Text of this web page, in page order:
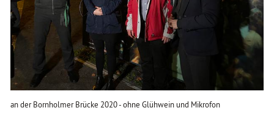
an der Bornholmer Brücke 2020 - ohne Glühwein und Mikrofon